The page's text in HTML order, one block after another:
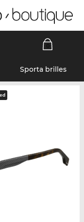
Sporta brilles